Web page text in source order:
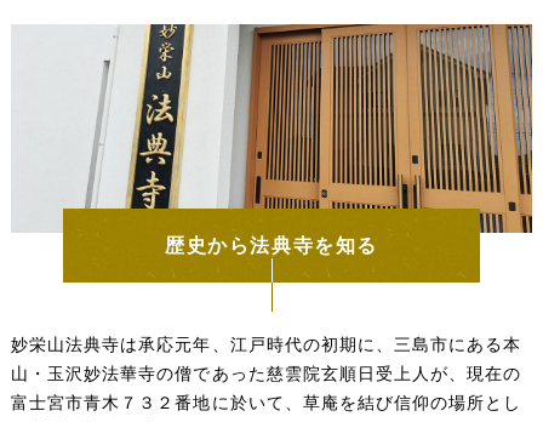
歴史から法典寺を知る
妙栄山法典寺は承応元年、江戸時代の初期に、三島市にある本
山・玉沢妙法華寺の僧であった慈雲院玄順日受上人が、現在の
富士宮市青木７３２番地に於いて、草庵を結び信仰の場所とし